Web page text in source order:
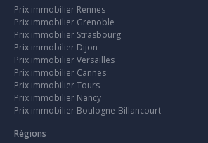
Prix immobilier Rennes
Prix immobilier Grenoble
Prix immobilier Strasbourg
Prix immobilier Dijon
Prix immobilier Versailles
Prix immobilier Cannes
Prix immobilier Tours
Prix immobilier Nancy
Prix immobilier Boulogne-Billancourt
Régions